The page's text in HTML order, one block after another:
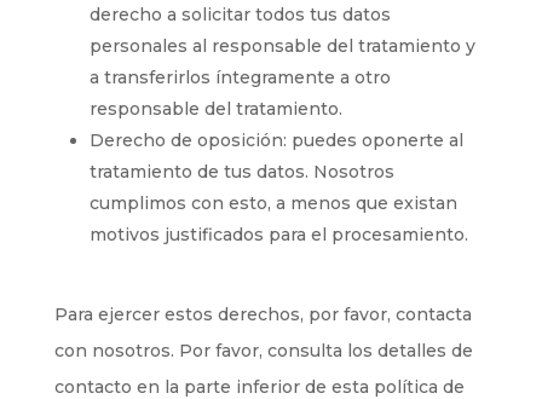
derecho a solicitar todos tus datos
personales al responsable del tratamiento y
a transferirlos íntegramente a otro
responsable del tratamiento.
Derecho de oposición: puedes oponerte al
tratamiento de tus datos. Nosotros
cumplimos con esto, a menos que existan
motivos justificados para el procesamiento.
Para ejercer estos derechos, por favor, contacta
con nosotros. Por favor, consulta los detalles de
contacto en la parte inferior de esta política de